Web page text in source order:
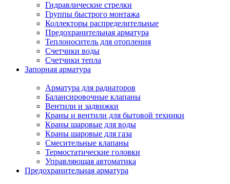
Гидравлические стрелки
Группы быстрого монтажа
Коллекторы распределительные
Предохранительная арматура
Теплоноситель для отопления
Счетчики воды
Счетчики тепла
Запорная арматура
Арматура для радиаторов
Балансировочные клапаны
Вентили и задвижки
Краны и вентили для бытовой техники
Краны шаровые для воды
Краны шаровые для газа
Смесительные клапаны
Термостатические головки
Управляющая автоматика
Предохранительная арматура